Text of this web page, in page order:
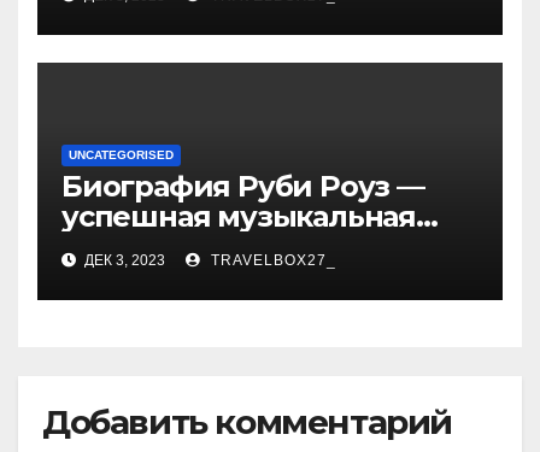
впечатляющих
достижениях!
UNCATEGORISED
Биография Руби Роуз —
успешная музыкальная
карьера, личная жизнь и
знаковые достижения
ДЕК 3, 2023 TRAVELBOX27_
Добавить комментарий